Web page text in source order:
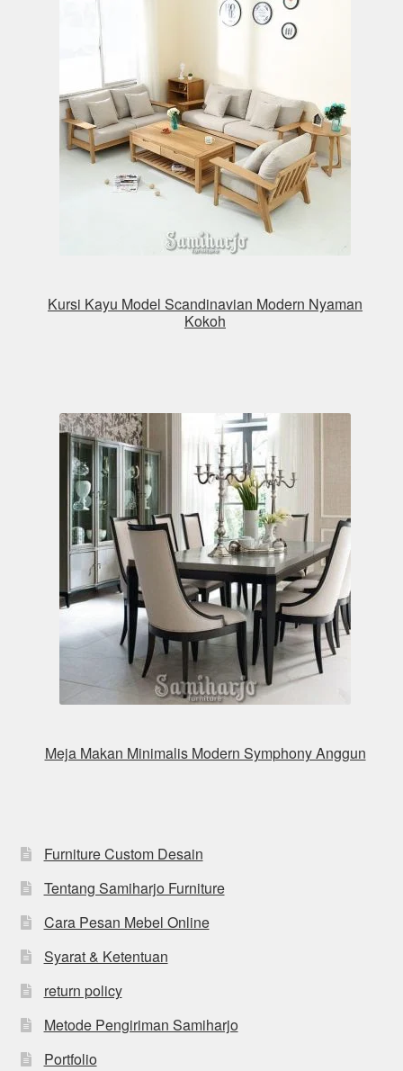
Kursi Kayu Model Scandinavian Modern Nyaman
Kokoh
Meja Makan Minimalis Modern Symphony Anggun
Furniture Custom Desain
Tentang Samiharjo Furniture
Cara Pesan Mebel Online
Syarat & Ketentuan
return policy
Metode Pengiriman Samiharjo
Portfolio